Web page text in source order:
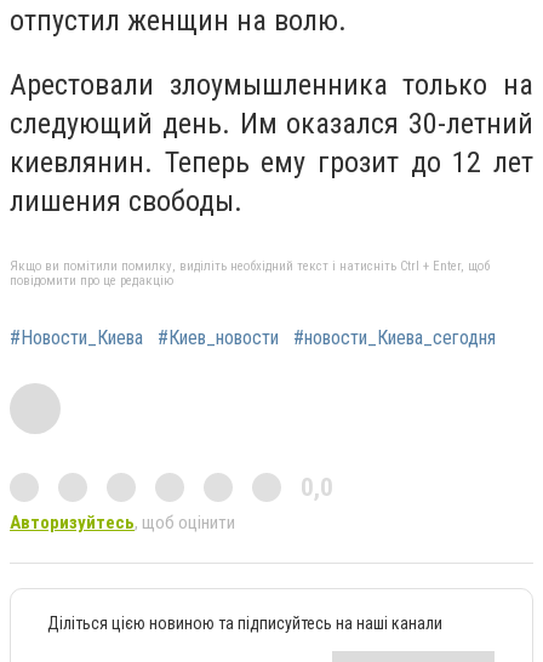
отпустил женщин на волю.
Арестовали злоумышленника только на
следующий день. Им оказался 30-летний
киевлянин. Теперь ему грозит до 12 лет
лишения свободы.
Якщо ви помітили помилку, виділіть необхідний текст і натисніть Ctrl + Enter, щоб
повідомити про це редакцію
#Новости_Киева #Киев_новости #новости_Киева_сегодня
0,0
Авторизуйтесь, щоб оцінити
Діліться цією новиною та підписуйтесь на наші канали